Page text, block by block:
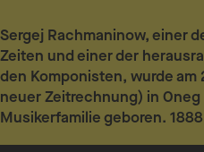
Sergej Rachmaninow, einer
Zeiten und einer der
den Komponisten, wurde am
neuer Zeitrechnung) in
Musikerfamilie geboren.